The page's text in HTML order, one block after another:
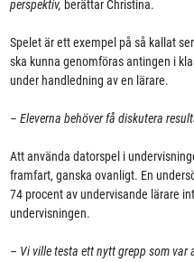
perspektiv, berättar Christina.
Spelet är ett exempel på så kallat
ska kunna genomföras antingen i
under handledning av en lärare.
– Eleverna behöver få diskutera
Att använda datorspel i
framfart, ganska ovanligt. En
74 procent av undervisande lärare
undervisningen.
– Vi ville testa ett nytt grepp som